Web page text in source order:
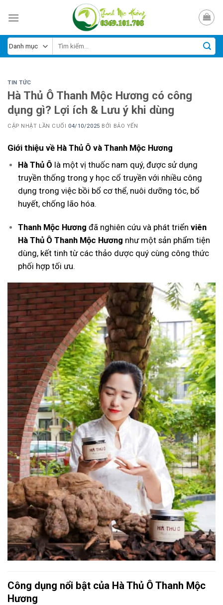
TIN TỨC
Hà Thủ Ô Thanh Mộc Hương có công
dụng gì? Lợi ích & Lưu ý khi dùng
CẬP NHẬT LẦN CUỐI 04/10/2025 BỞI BẢO YẾN
Giới thiệu về Hà Thủ Ô và Thanh Mộc Hương
Hà Thủ Ô là một vị thuốc nam quý, được sử dụng
truyền thống trong y học cổ truyền với nhiều công
dụng trong việc bồi bổ cơ thể, nuôi dưỡng tóc, bổ
huyết, chống lão hóa.
Thanh Mộc Hương đã nghiên cứu và phát triển viên
Hà Thủ Ô Thanh Mộc Hương như một sản phẩm tiện
dùng, kết tinh từ các thảo dược quý cùng công thức
phối hợp tối ưu.
Công dụng nổi bật của Hà Thủ Ô Thanh Mộc
Hương